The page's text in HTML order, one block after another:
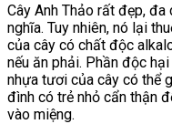
Cây Anh Thảo rất đẹp, đa
nghĩa. Tuy nhiên, nó lại
của cây có chất độc
nếu ăn phải. Phần độc
nhựa tươi của cây có thể
đình có trẻ nhỏ cẩn thận
vào miệng.